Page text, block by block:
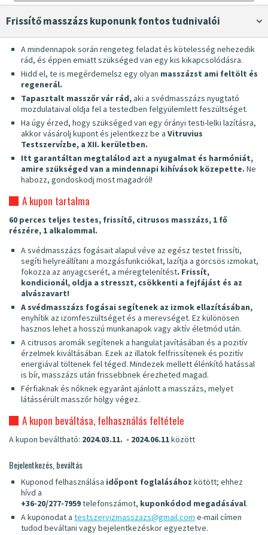
Frissítő masszázs kuponunk fontos tudnivalói
A mindennapok során rengeteg feladat és kötelesség nehezedik
rád, és éppen emiatt szükséged van egy kis kikapcsolódásra.
Hidd el, te is megérdemelsz egy olyan masszázst ami feltölt és
regenerál.
Tapasztalt masszőr vár rád,aki a svédmasszázs nyugtató
mozdulataival oldja fel a testedben felgyülemlett feszültséget.
Ha úgy érzed, hogy szükséged van egy órányi testi-lelki lazításra,
akkor vásárolj kupont és jelentkezz be a Vitruvius
Testszervízbe, a XII. kerületben.
Itt garantáltan megtalálod azt a nyugalmat és harmóniát,
amire szükséged van a mindennapi kihívások közepette. Ne
habozz, gondoskodj most magadról!
A kupon tartalma
60 perces teljes testes, frissítő, citrusos masszázs, 1 fő
részére, 1 alkalommal.
A svédmasszázs fogásait alapul véve az egész testet frissíti,
segíti helyreállítani a mozgásfunkciókat, lazítja a görcsös izmokat,
fokozza az anyagcserét, a méregtelenítést. Frissít,
kondicionál, oldja a stresszt, csökkenti a fejfájást és az
alvászavart!
A svédmasszázs fogásai segítenek az izmok ellazításában,
enyhítik az izomfeszültséget és a merevséget. Ez különösen
hasznos lehet a hosszú munkanapok vagy aktív életmód után.
A citrusos aromák segítenek a hangulat javításában és a pozitív
érzelmek kiváltásában. Ezek az illatok felfrissítenek és pozitív
energiával töltenek fel téged. Mindezek mellett élénkítő hatással
is bír, masszázs után frissebbnek érezheted magad.
Férfiaknak és nőknek egyaránt ajánlott a masszázs, melyet
látássérült masszőr hölgy végez.
A kupon beváltása, felhasználás feltétele
A kupon beváltható: 2024.03.11. - 2024.06.11között
Bejelentkezés, beváltás
Kuponod felhasználása időpont foglalásához kötött; ehhez
hívd a
+36-20/277-7959telefonszámot, kuponkódod megadásával.
A kuponodat a testszervizmasszazs@gmail.com e-mail címen
tudod beváltani vagy bejelentkezéskor egyeztetve.